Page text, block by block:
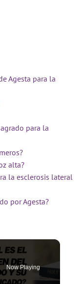
Agesta para la
para la
alta?
la esclerosis lateral
por Agesta?
Now Playing